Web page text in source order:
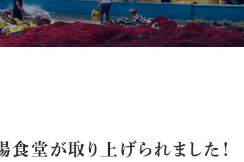
堂が取り上げられました！